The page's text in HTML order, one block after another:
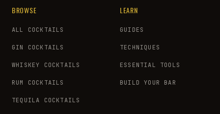
BROWSE
ALL COCKTAILS
GIN COCKTAILS
WHISKEY COCKTAILS
RUM COCKTAILS
TEQUILA COCKTAILS
LEARN
GUIDES
TECHNIQUES
ESSENTIAL TOOLS
BUILD YOUR BAR